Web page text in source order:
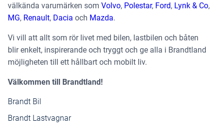
välkända varumärken som Volvo, Polestar, Ford, Lynk & Co,
MG, Renault, Dacia och Mazda.
Vi vill att allt som rör livet med bilen, lastbilen och båten
blir enkelt, inspirerande och tryggt och ge alla i Brandtland
möjligheten till ett hållbart och mobilt liv.
Välkommen till Brandtland!
Brandt Bil
Brandt Lastvagnar